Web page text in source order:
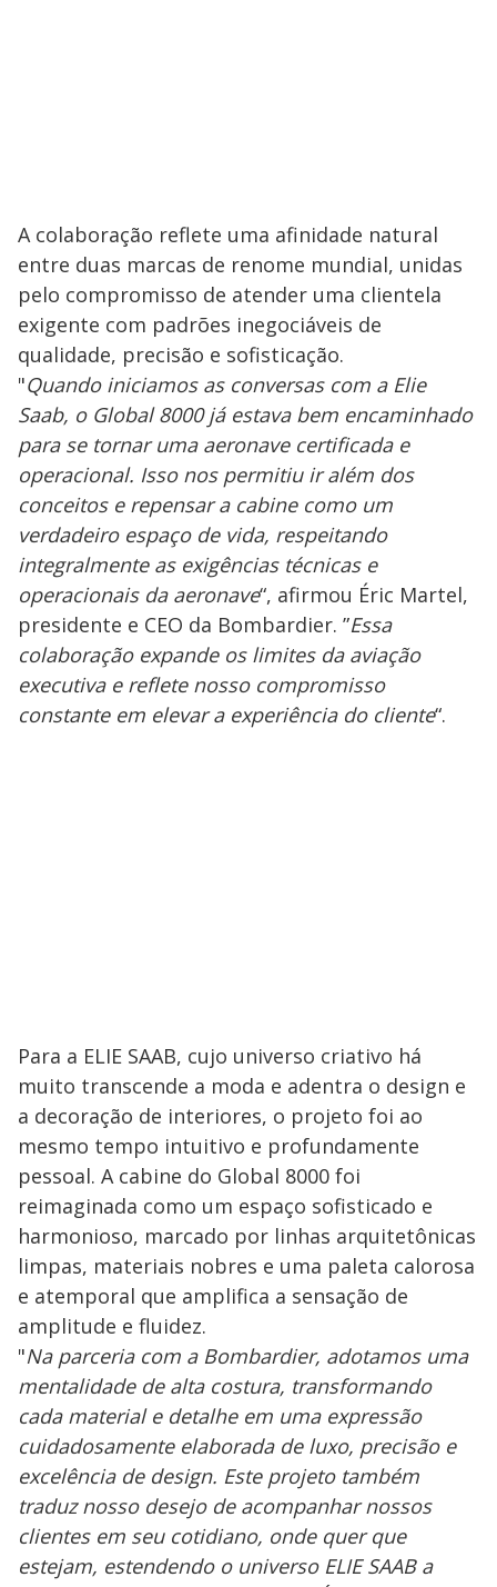
A colaboração reflete uma afinidade natural
entre duas marcas de renome mundial, unidas
pelo compromisso de atender uma clientela
exigente com padrões inegociáveis de
qualidade, precisão e sofisticação.
"Quando iniciamos as conversas com a Elie
Saab, o Global 8000 já estava bem encaminhado
para se tornar uma aeronave certificada e
operacional. Isso nos permitiu ir além dos
conceitos e repensar a cabine como um
verdadeiro espaço de vida, respeitando
integralmente as exigências técnicas e
operacionais da aeronave“, afirmou Éric Martel,
presidente e CEO da Bombardier. ”Essa
colaboração expande os limites da aviação
executiva e reflete nosso compromisso
constante em elevar a experiência do cliente“.
Para a ELIE SAAB, cujo universo criativo há
muito transcende a moda e adentra o design e
a decoração de interiores, o projeto foi ao
mesmo tempo intuitivo e profundamente
pessoal. A cabine do Global 8000 foi
reimaginada como um espaço sofisticado e
harmonioso, marcado por linhas arquitetônicas
limpas, materiais nobres e uma paleta calorosa
e atemporal que amplifica a sensação de
amplitude e fluidez.
"Na parceria com a Bombardier, adotamos uma
mentalidade de alta costura, transformando
cada material e detalhe em uma expressão
cuidadosamente elaborada de luxo, precisão e
excelência de design. Este projeto também
traduz nosso desejo de acompanhar nossos
clientes em seu cotidiano, onde quer que
estejam, estendendo o universo ELIE SAAB a